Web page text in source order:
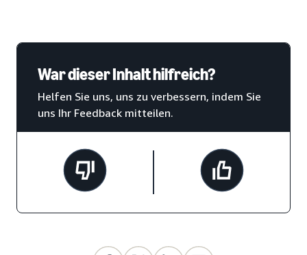
War dieser Inhalt hilfreich?
Helfen Sie uns, uns zu verbessern, indem Sie
uns Ihr Feedback mitteilen.